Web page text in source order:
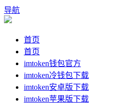
导航
首页
首页
imtoken钱包官方
imtoken冷钱包下载
imtoken安卓版下载
imtoken苹果版下载